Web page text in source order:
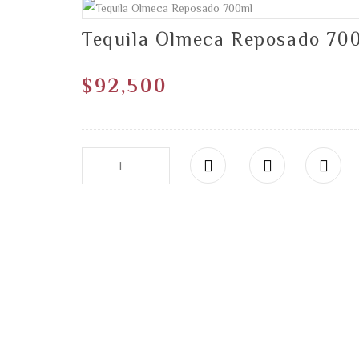
Tequila Olmeca Reposado
$92,500